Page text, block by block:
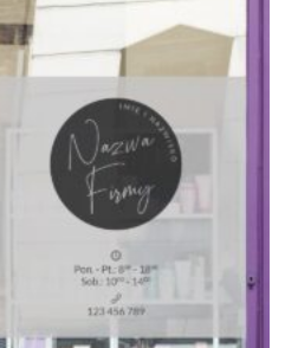
945,00 zł